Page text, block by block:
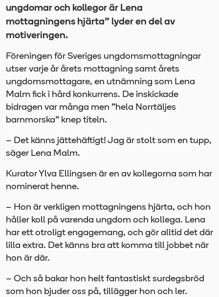
ungdomar och kollegor är Lena
mottagningens hjärta” lyder en del av
motiveringen.
Föreningen för Sveriges ungdomsmottagningar
utser varje år årets mottagning samt årets
ungdomsmottagare, en utnämning som Lena
Malm fick i hård konkurrens. De inskickade
bidragen var många men ”hela Norrtäljes
barnmorska” knep titeln.
– Det känns jättehäftigt! Jag är stolt som en tupp,
säger Lena Malm.
Kurator Ylva Ellingsen är en av kollegorna som har
nominerat henne.
– Hon är verkligen mottagningens hjärta, och hon
håller koll på varenda ungdom och kollega. Lena
har ett otroligt engagemang, och gör alltid det där
lilla extra. Det känns bra att komma till jobbet när
hon är där.
– Och så bakar hon helt fantastiskt surdegsbröd
som hon bjuder oss på, tillägger hon och ler.